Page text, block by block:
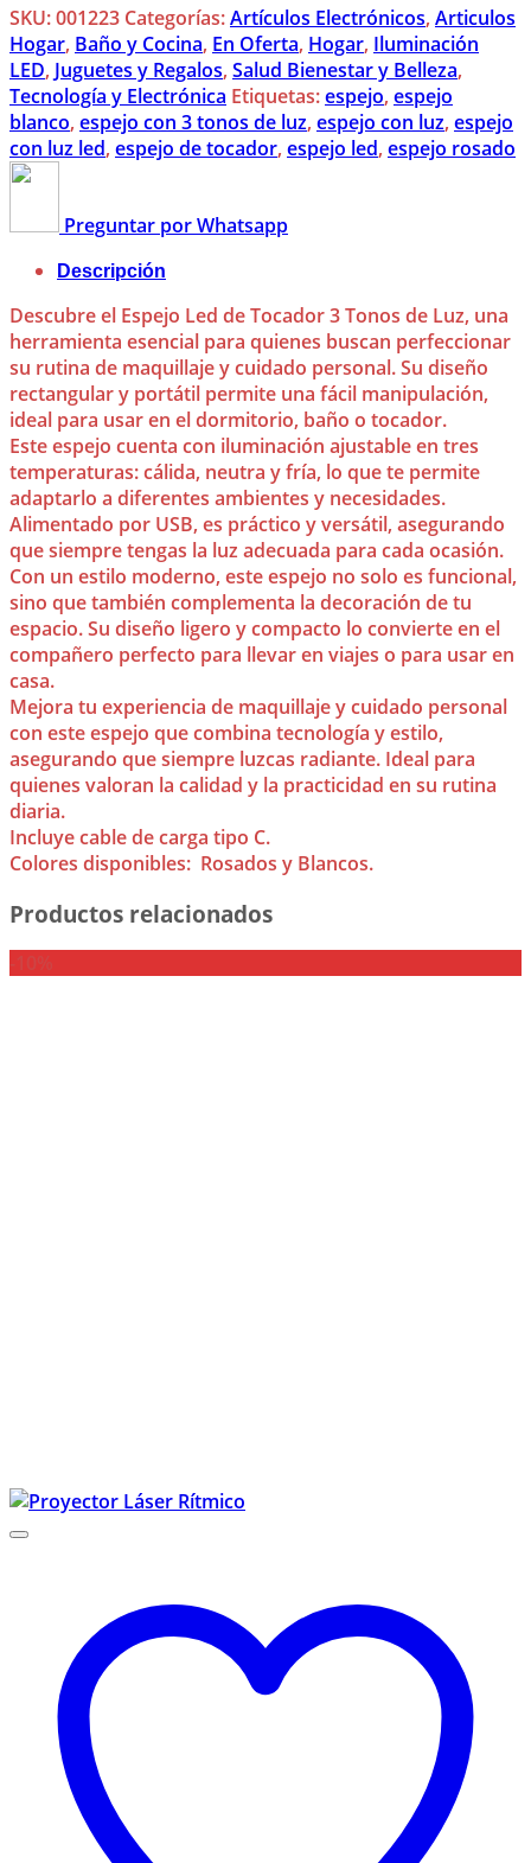
SKU:001223 Categorías:Artículos Electrónicos, Articulos
Hogar, Baño y Cocina, En Oferta, Hogar, Iluminación
LED, Juguetes y Regalos, Salud Bienestar y Belleza,
Tecnología y Electrónica Etiquetas:espejo, espejo
blanco, espejo con 3 tonos de luz, espejo con luz, espejo
con luz led, espejo de tocador, espejo led, espejo rosado
Preguntar por Whatsapp
Descripción
Descubre el Espejo Led de Tocador 3 Tonos de Luz, una
herramienta esencial para quienes buscan perfeccionar
su rutina de maquillaje y cuidado personal. Su diseño
rectangular y portátil permite una fácil manipulación,
ideal para usar en el dormitorio, baño o tocador.
Este espejo cuenta con iluminación ajustable en tres
temperaturas: cálida, neutra y fría, lo que te permite
adaptarlo a diferentes ambientes y necesidades.
Alimentado por USB, es práctico y versátil, asegurando
que siempre tengas la luz adecuada para cada ocasión.
Con un estilo moderno, este espejo no solo es funcional,
sino que también complementa la decoración de tu
espacio. Su diseño ligero y compacto lo convierte en el
compañero perfecto para llevar en viajes o para usar en
casa.
Mejora tu experiencia de maquillaje y cuidado personal
con este espejo que combina tecnología y estilo,
asegurando que siempre luzcas radiante. Ideal para
quienes valoran la calidad y la practicidad en su rutina
diaria.
Incluye cable de carga tipo C.
Colores disponibles: Rosados y Blancos.
Productos relacionados